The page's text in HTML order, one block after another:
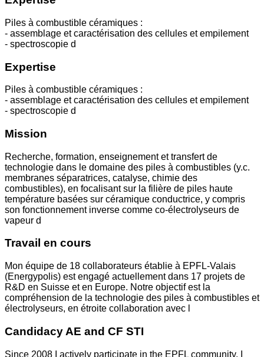
Piles à combustible céramiques :
- assemblage et caractérisation des cellules et empilement
- spectroscopie d
Expertise
Piles à combustible céramiques :
- assemblage et caractérisation des cellules et empilement
- spectroscopie d
Mission
Recherche, formation, enseignement et transfert de
technologie dans le domaine des piles à combustibles (y.c.
membranes séparatrices, catalyse, chimie des
combustibles), en focalisant sur la filière de piles haute
température basées sur céramique conductrice, y compris
son fonctionnement inverse comme co-électrolyseurs de
vapeur d
Travail en cours
Mon équipe de 18 collaborateurs établie à EPFL-Valais
(Energypolis) est engagé actuellement dans 17 projets de
R&D en Suisse et en Europe. Notre objectif est la
compréhension de la technologie des piles à combustibles et
électrolyseurs, en étroite collaboration avec l
Candidacy AE and CF STI
Since 2008 I actively participate in the EPFL community. I